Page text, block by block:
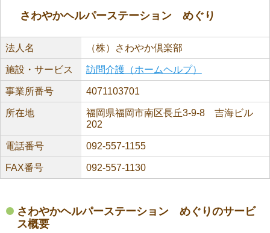
さわやかヘルパーステーション めぐり
法人名 （株）さわやか倶楽部
施設・サービス 訪問介護（ホームヘルプ）
事業所番号 4071103701
所在地
福岡県福岡市南区長丘3-9-8 吉海ビル
202
電話番号 092-557-1155
FAX番号 092-557-1130
さわやかヘルパーステーション めぐりのサービ
ス概要